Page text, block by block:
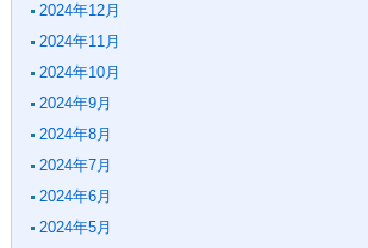
2024年12月
2024年11月
2024年10月
2024年9月
2024年8月
2024年7月
2024年6月
2024年5月